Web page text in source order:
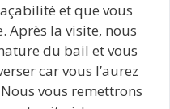
et que vous
Après la visite, nous
du bail et vous
car vous l’aurez
vous remettrons